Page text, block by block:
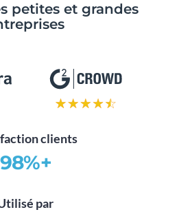
petites et grandes
clients
98%+
par